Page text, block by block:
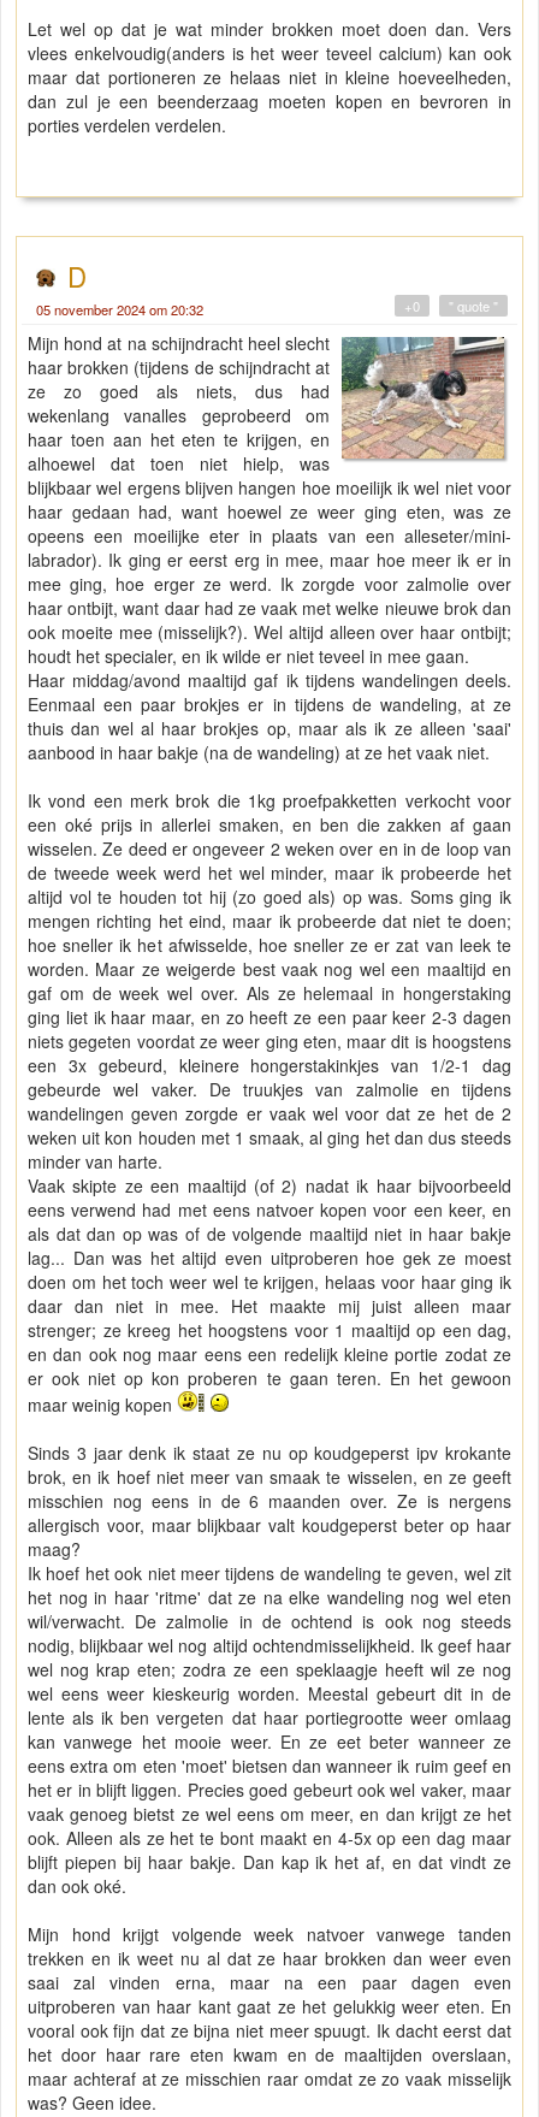
Let wel op dat je wat minder brokken moet doen dan. Vers
vlees enkelvoudig(anders is het weer teveel calcium) kan ook
maar dat portioneren ze helaas niet in kleine hoeveelheden,
dan zul je een beenderzaag moeten kopen en bevroren in
porties verdelen verdelen.
D
05 november 2024 om 20:32 " quote "
+0
Mijn hond at na schijndracht heel slecht
haar brokken (tijdens de schijndracht at
ze zo goed als niets, dus had
wekenlang vanalles geprobeerd om
haar toen aan het eten te krijgen, en
alhoewel dat toen niet hielp, was
blijkbaar wel ergens blijven hangen hoe moeilijk ik wel niet voor
haar gedaan had, want hoewel ze weer ging eten, was ze
opeens een moeilijke eter in plaats van een alleseter/mini-
labrador). Ik ging er eerst erg in mee, maar hoe meer ik er in
mee ging, hoe erger ze werd. Ik zorgde voor zalmolie over
haar ontbijt, want daar had ze vaak met welke nieuwe brok dan
ook moeite mee (misselijk?). Wel altijd alleen over haar ontbijt;
houdt het specialer, en ik wilde er niet teveel in mee gaan.
Haar middag/avond maaltijd gaf ik tijdens wandelingen deels.
Eenmaal een paar brokjes er in tijdens de wandeling, at ze
thuis dan wel al haar brokjes op, maar als ik ze alleen 'saai'
aanbood in haar bakje (na de wandeling) at ze het vaak niet.
Ik vond een merk brok die 1kg proefpakketten verkocht voor
een oké prijs in allerlei smaken, en ben die zakken af gaan
wisselen. Ze deed er ongeveer 2 weken over en in de loop van
de tweede week werd het wel minder, maar ik probeerde het
altijd vol te houden tot hij (zo goed als) op was. Soms ging ik
mengen richting het eind, maar ik probeerde dat niet te doen;
hoe sneller ik het afwisselde, hoe sneller ze er zat van leek te
worden. Maar ze weigerde best vaak nog wel een maaltijd en
gaf om de week wel over. Als ze helemaal in hongerstaking
ging liet ik haar maar, en zo heeft ze een paar keer 2-3 dagen
niets gegeten voordat ze weer ging eten, maar dit is hoogstens
een 3x gebeurd, kleinere hongerstakinkjes van 1/2-1 dag
gebeurde wel vaker. De truukjes van zalmolie en tijdens
wandelingen geven zorgde er vaak wel voor dat ze het de 2
weken uit kon houden met 1 smaak, al ging het dan dus steeds
minder van harte.
Vaak skipte ze een maaltijd (of 2) nadat ik haar bijvoorbeeld
eens verwend had met eens natvoer kopen voor een keer, en
als dat dan op was of de volgende maaltijd niet in haar bakje
lag... Dan was het altijd even uitproberen hoe gek ze moest
doen om het toch weer wel te krijgen, helaas voor haar ging ik
daar dan niet in mee. Het maakte mij juist alleen maar
strenger; ze kreeg het hoogstens voor 1 maaltijd op een dag,
en dan ook nog maar eens een redelijk kleine portie zodat ze
er ook niet op kon proberen te gaan teren. En het gewoon
maar weinig kopen
Sinds 3 jaar denk ik staat ze nu op koudgeperst ipv krokante
brok, en ik hoef niet meer van smaak te wisselen, en ze geeft
misschien nog eens in de 6 maanden over. Ze is nergens
allergisch voor, maar blijkbaar valt koudgeperst beter op haar
maag?
Ik hoef het ook niet meer tijdens de wandeling te geven, wel zit
het nog in haar 'ritme' dat ze na elke wandeling nog wel eten
wil/verwacht. De zalmolie in de ochtend is ook nog steeds
nodig, blijkbaar wel nog altijd ochtendmisselijkheid. Ik geef haar
wel nog krap eten; zodra ze een speklaagje heeft wil ze nog
wel eens weer kieskeurig worden. Meestal gebeurt dit in de
lente als ik ben vergeten dat haar portiegrootte weer omlaag
kan vanwege het mooie weer. En ze eet beter wanneer ze
eens extra om eten 'moet' bietsen dan wanneer ik ruim geef en
het er in blijft liggen. Precies goed gebeurt ook wel vaker, maar
vaak genoeg bietst ze wel eens om meer, en dan krijgt ze het
ook. Alleen als ze het te bont maakt en 4-5x op een dag maar
blijft piepen bij haar bakje. Dan kap ik het af, en dat vindt ze
dan ook oké.
Mijn hond krijgt volgende week natvoer vanwege tanden
trekken en ik weet nu al dat ze haar brokken dan weer even
saai zal vinden erna, maar na een paar dagen even
uitproberen van haar kant gaat ze het gelukkig weer eten. En
vooral ook fijn dat ze bijna niet meer spuugt. Ik dacht eerst dat
het door haar rare eten kwam en de maaltijden overslaan,
maar achteraf at ze misschien raar omdat ze zo vaak misselijk
was? Geen idee.